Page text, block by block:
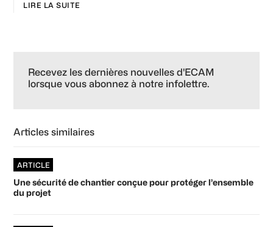
LIRE LA SUITE
Sidebar
Recevez les dernières nouvelles d'ECAM
lorsque vous abonnez à notre infolettre.
Articles similaires
ARTICLE
Une sécurité de chantier conçue pour protéger l’ensemble
du projet